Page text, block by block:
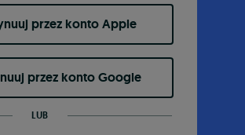
przez konto Apple
przez konto Google
LUB